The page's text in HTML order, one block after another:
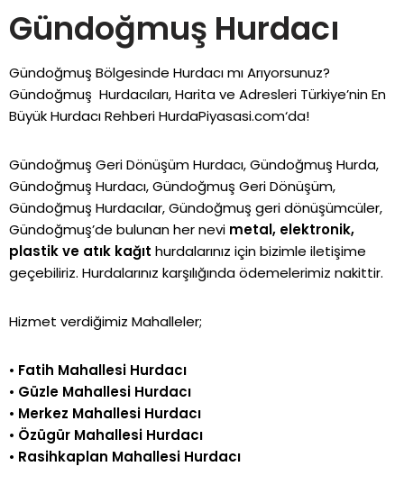
Gündoğmuş Hurdacı
Gündoğmuş Bölgesinde Hurdacı mı Arıyorsunuz?
Gündoğmuş Hurdacıları, Harita ve Adresleri Türkiye’nin En
Büyük Hurdacı RehberiHurdaPiyasasi.com‘da!
Gündoğmuş Geri Dönüşüm Hurdacı, Gündoğmuş Hurda,
Gündoğmuş Hurdacı, Gündoğmuş Geri Dönüşüm,
Gündoğmuş Hurdacılar, Gündoğmuş geri dönüşümcüler,
Gündoğmuş’de bulunan her nevi metal, elektronik,
plastik ve atık kağıt hurdalarınız için bizimle iletişime
geçebiliriz. Hurdalarınız karşılığında ödemelerimiz nakittir.
Hizmet verdiğimiz Mahalleler;
• Fatih Mahallesi Hurdacı
• Güzle Mahallesi Hurdacı
• Merkez Mahallesi Hurdacı
• Özügür Mahallesi Hurdacı
• Rasihkaplan Mahallesi Hurdacı